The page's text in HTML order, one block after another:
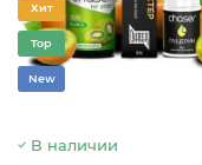
Хит
Top
New
В наличии